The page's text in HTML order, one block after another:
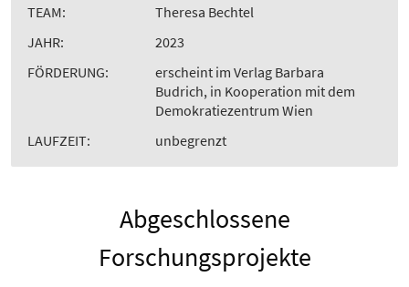
TEAM:
Theresa Bechtel
JAHR:
2023
FÖRDERUNG:
erscheint im Verlag Barbara
Budrich, in Kooperation mit dem
Demokratiezentrum Wien
LAUFZEIT:
unbegrenzt
Abgeschlossene
Forschungsprojekte